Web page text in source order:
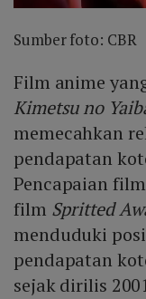
Sumber foto: CBR
Film anime
Kimetsu no
memecahkan
pendapatan
Pencapaian
film Spritted
menduduki
pendapatan
sejak dirilis